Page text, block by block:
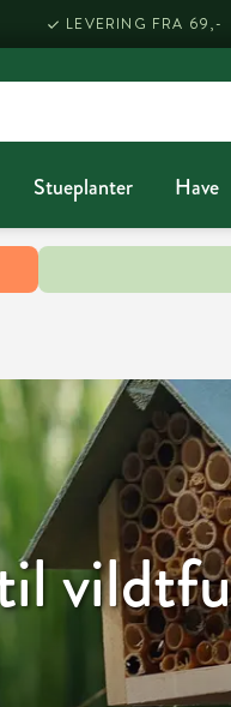
LEVERING FRA 69,-
Stueplanter Have